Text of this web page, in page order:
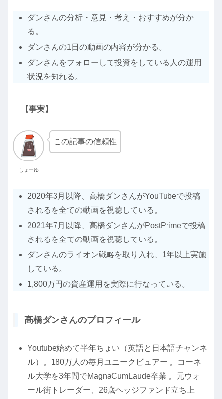
ダンさんの分析・意見・考え・おすすめが分か
る。
ダンさんの1日の動画の内容が分かる。
ダンさんをフォローして投資をしている人の運用
状況を知れる。
【事実】
しょーゆ
この記事の信頼性
2020年3月以降、高橋ダンさんがYouTubeで投稿
されるを全ての動画を視聴している。
2021年7月以降、高橋ダンさんがPostPrimeで投稿
されるを全ての動画を視聴している。
ダンさんのライオン戦略を取り入れ、1年以上実施
している。
1,800万円の資産運用を実際に行なっている。
高橋ダンさんのプロフィール
Youtube始めて半年ちょい（英語と日本語チャンネ
ル）。180万人の毎月ユニークビュアー 。コーネ
ル大学を3年間でMagnaCumLaude卒業 。元ウォ
ール街トレーダー、26歳ヘッジファンド立ち上